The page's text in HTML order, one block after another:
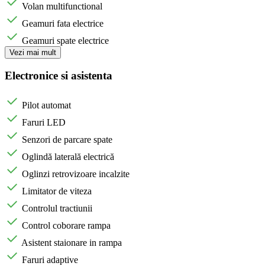
Volan multifunctional
Geamuri fata electrice
Geamuri spate electrice
Vezi mai mult
Electronice si asistenta
Pilot automat
Faruri LED
Senzori de parcare spate
Oglindă laterală electrică
Oglinzi retrovizoare incalzite
Limitator de viteza
Controlul tractiunii
Control coborare rampa
Asistent staionare in rampa
Faruri adaptive